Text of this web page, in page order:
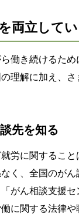
両立して
働き続けるた
理解に加え、さ
先を知る
労に関すること
く、全国のがん
がん相談支援
に関する法律や